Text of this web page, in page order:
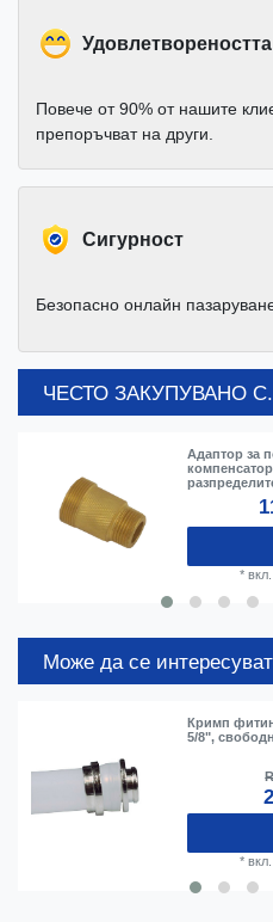
Повече от 90% от нашите
препоръчват на други.
Cигурност
Безопасно онлайн
ЧЕСТО ЗАКУПУВАНО
Адаптор за
*
Може да се
Кримп
5/8",
*